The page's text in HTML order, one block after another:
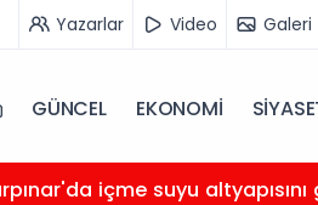
Yazarlar Video Galeri
GÜNCEL EKONOMİ
içme suyu